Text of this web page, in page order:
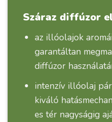
Száraz diffúzor
az illóolajok
garantáltan
diffúzor
intenzív illóolaj
kiváló
es tér nagyságig